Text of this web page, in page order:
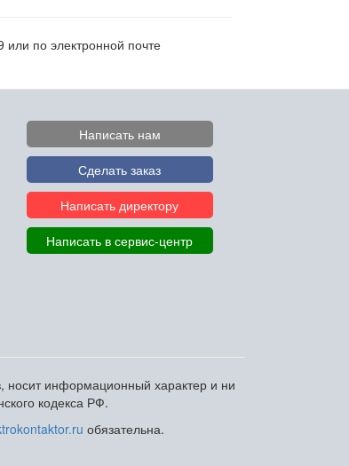
по электронной почте
Написать нам
Сделать заказ
Написать директору
Написать в сервис-центр
носит информационный характер и ни
кодекса РФ.
обязательна.